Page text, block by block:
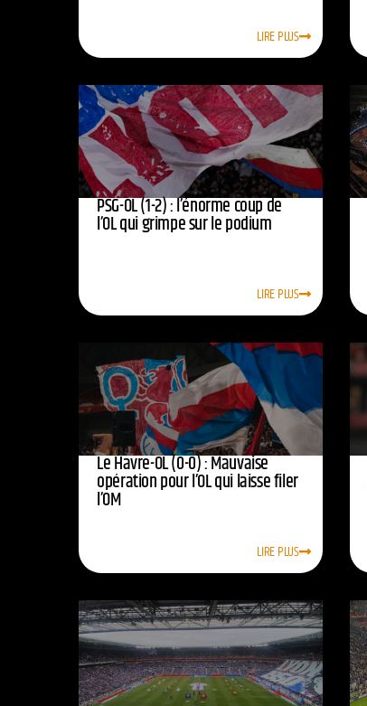
LIRE PLUS
PSG-OL (1-2) : l’énorme coup de
l’OL qui grimpe sur le podium
LIRE PLUS
Le Havre-OL (0-0) : Mauvaise
opération pour l’OL qui laisse filer
l’OM
LIRE PLUS